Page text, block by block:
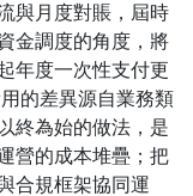
與月度對賬，屆時
金調度的角度，將
年度一次性支付更
的差異源自業務類
終為始的做法，是
營的成本堆疊；把
合規框架協同運